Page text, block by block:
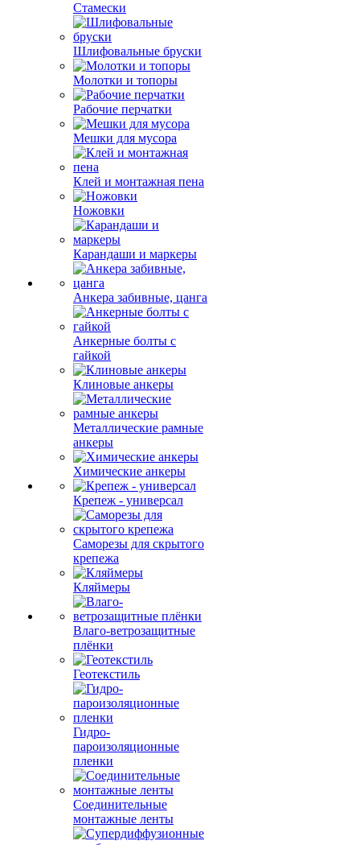
Стамески
Шлифовальные бруски
Молотки и топоры
Рабочие перчатки
Мешки для мусора
Клей и монтажная пена
Ножовки
Карандаши и маркеры
Анкера забивные, цанга
Анкерные болты с
гайкой
Клиновые анкеры
Металлические рамные
анкеры
Химические анкеры
Крепеж - универсал
Саморезы для скрытого
крепежа
Кляймеры
Влаго-ветрозащитные
плёнки
Геотекстиль
Гидро-
пароизоляционные
пленки
Соединительные
монтажные ленты